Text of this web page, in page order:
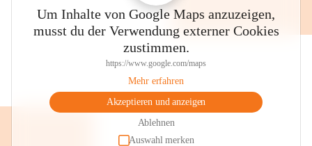
Um Inhalte von Google Maps anzuzeigen,
musst du der Verwendung externer Cookies
zustimmen.
https://www.google.com/maps
Mehr erfahren
Akzeptieren und anzeigen
Ablehnen
Auswahl merken